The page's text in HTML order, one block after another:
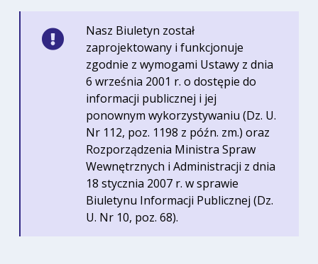
Nasz Biuletyn został
zaprojektowany i funkcjonuje
zgodnie z wymogami Ustawy z dnia
6 września 2001 r. o dostępie do
informacji publicznej i jej
ponownym wykorzystywaniu (Dz. U.
Nr 112, poz. 1198 z późn. zm.) oraz
Rozporządzenia Ministra Spraw
Wewnętrznych i Administracji z dnia
18 stycznia 2007 r. w sprawie
Biuletynu Informacji Publicznej (Dz.
U. Nr 10, poz. 68).